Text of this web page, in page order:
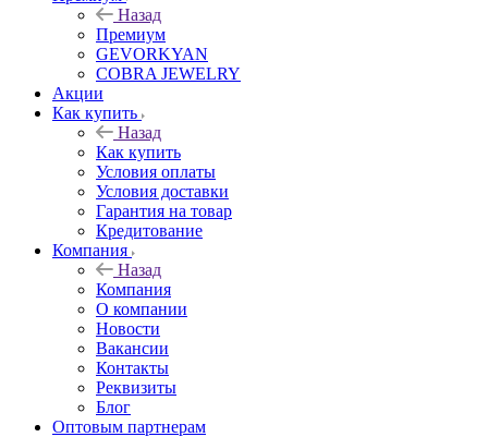
Назад
Премиум
GEVORKYAN
COBRA JEWELRY
Акции
Как купить
Назад
Как купить
Условия оплаты
Условия доставки
Гарантия на товар
Кредитование
Компания
Назад
Компания
О компании
Новости
Вакансии
Контакты
Реквизиты
Блог
Оптовым партнерам